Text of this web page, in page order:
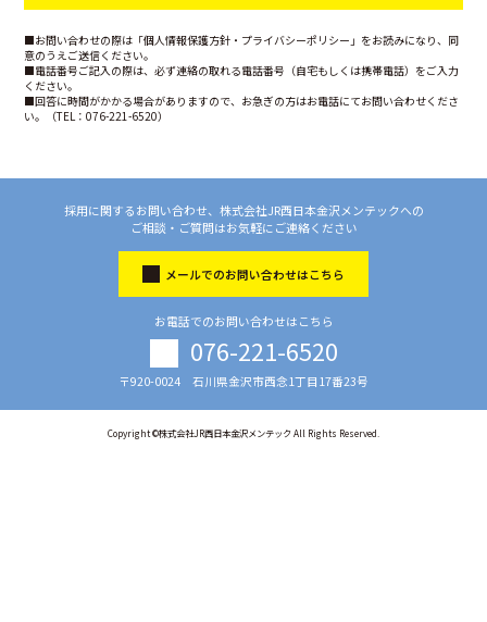
■お問い合わせの際は「個人情報保護方針・プライバシーポリシー 」をお読みになり、同
意のうえご送信ください。
■電話番号ご記入の際は、必ず連絡の取れる電話番号（自宅もしくは携帯電話）をご入力
ください。
■回答に時間がかかる場合がありますので、お急ぎの方はお電話にてお問い合わせくださ
い。（TEL：076-221-6520）
採用に関するお問い合わせ、株式会社JR西日本金沢メンテックへの
ご相談・ご質問はお気軽にご連絡ください
メールでのお問い合わせはこちら
お電話でのお問い合わせはこちら
076-221-6520
〒920-0024 石川県金沢市西念1丁目17番23号
Copyright ©株式会社JR西日本金沢メンテック All Rights Reserved.